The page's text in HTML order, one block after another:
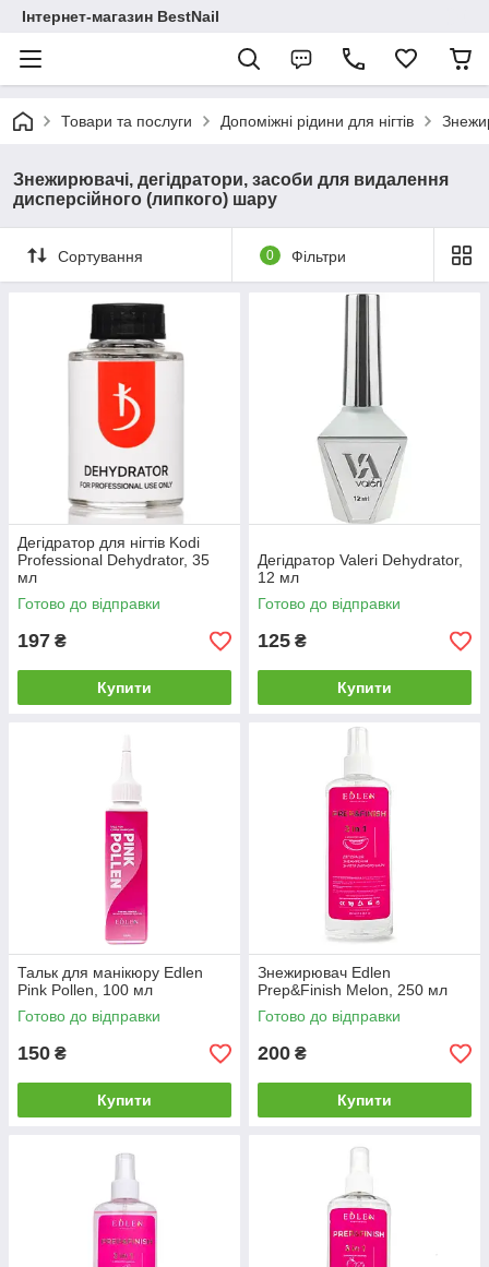
Інтернет-магазин BestNail
Товари та послуги Допоміжні рідини для нігтів
Знежирювачі, дегідратори, засоби для видалення
дисперсійного (липкого) шару
Сортування 0 Фільтри
Дегідратор для нігтів Kodi
Professional Dehydrator, 35
мл
Готово до відправки
197 ₴
Купити
Дегідратор Valeri Dehydrator,
12 мл
Готово до відправки
125 ₴
Купити
Тальк для манікюру Edlen
Pink Pollen, 100 мл
Готово до відправки
150 ₴
Купити
Знежирювач Edlen
Prep&Finish Melon, 250 мл
Готово до відправки
200 ₴
Купити